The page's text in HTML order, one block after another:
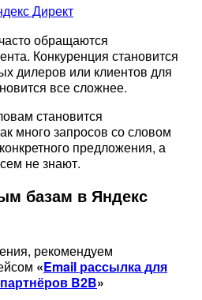
Директ
обращаются
Конкуренция становится
дилеров или клиентов для
все сложнее.
становится
много запросов со словом
предложения, а
не знают.
базам в Яндекс
рекомендуем
«Email рассылка для
B2B»